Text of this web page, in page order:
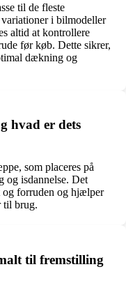
til de fleste
i bilmodeller
altid at kontrollere
før køb. Dette sikrer,
dækning og
hvad er dets
som placeres på
og isdannelse. Det
og forruden og hjælper
til brug.
til fremstilling